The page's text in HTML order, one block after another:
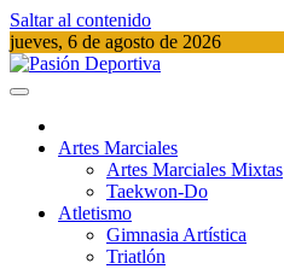
Saltar al contenido
jueves, 6 de agosto de 2026
Artes Marciales
Artes Marciales Mixtas
Taekwon-Do
Atletismo
Gimnasia Artística
Triatlón​